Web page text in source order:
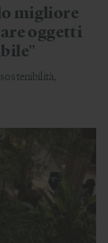
migliore
oggetti